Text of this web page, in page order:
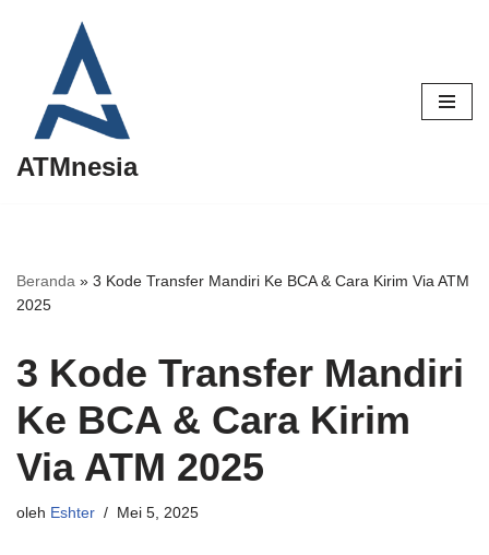
Lompat
konten
ATMnesia
Beranda » 3 Kode Transfer Mandiri Ke BCA & Cara Kirim Via ATM
2025
3 Kode Transfer Mandiri
Ke BCA & Cara Kirim
Via ATM 2025
oleh Eshter Mei 5, 2025